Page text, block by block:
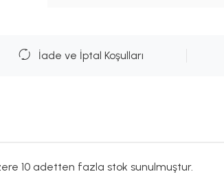
İade ve İptal Koşulları
10 adetten fazla stok sunulmuştur.